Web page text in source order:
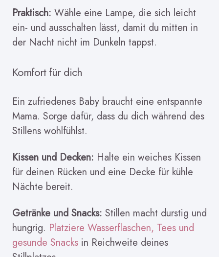
Praktisch: Wähle eine Lampe, die sich leicht
ein- und ausschalten lässt, damit du mitten in
der Nacht nicht im Dunkeln tappst.
Komfort für dich
Ein zufriedenes Baby braucht eine entspannte
Mama. Sorge dafür, dass du dich während des
Stillens wohlfühlst.
Kissen und Decken: Halte ein weiches Kissen
für deinen Rücken und eine Decke für kühle
Nächte bereit.
Getränke und Snacks: Stillen macht durstig und
hungrig. Platziere Wasserflaschen, Tees und
gesunde Snacks in Reichweite deines